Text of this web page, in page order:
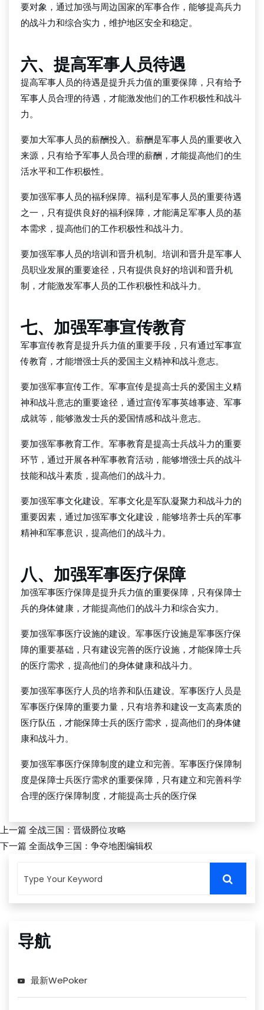
要对象，通过加强与周边国家的军事合作，能够提高兵力
的战斗力和综合实力，维护地区安全和稳定。
六、提高军事人员待遇
提高军事人员的待遇是提升兵力值的重要保障，只有给予
军事人员合理的待遇，才能激发他们的工作积极性和战斗
力。
要加大军事人员的薪酬投入。薪酬是军事人员的重要收入
来源，只有给予军事人员合理的薪酬，才能提高他们的生
活水平和工作积极性。
要加强军事人员的福利保障。福利是军事人员的重要待遇
之一，只有提供良好的福利保障，才能满足军事人员的基
本需求，提高他们的工作积极性和战斗力。
要加强军事人员的培训和晋升机制。培训和晋升是军事人
员职业发展的重要途径，只有提供良好的培训和晋升机
制，才能激发军事人员的工作积极性和战斗力。
七、加强军事宣传教育
军事宣传教育是提升兵力值的重要手段，只有通过军事宣
传教育，才能增强士兵的爱国主义精神和战斗意志。
要加强军事宣传工作。军事宣传是提高士兵的爱国主义精
神和战斗意志的重要途径，通过宣传军事英雄事迹、军事
成就等，能够激发士兵的爱国情感和战斗意志。
要加强军事教育工作。军事教育是提高士兵战斗力的重要
环节，通过开展各种军事教育活动，能够增强士兵的战斗
技能和战斗素质，提高他们的战斗力。
要加强军事文化建设。军事文化是军队凝聚力和战斗力的
重要因素，通过加强军事文化建设，能够培养士兵的军事
精神和军事意识，提高他们的战斗力。
八、加强军事医疗保障
加强军事医疗保障是提升兵力值的重要保障，只有保障士
兵的身体健康，才能提高他们的战斗力和综合实力。
要加强军事医疗设施的建设。军事医疗设施是军事医疗保
障的重要基础，只有建设完善的医疗设施，才能保障士兵
的医疗需求，提高他们的身体健康和战斗力。
要加强军事医疗人员的培养和队伍建设。军事医疗人员是
军事医疗保障的重要力量，只有培养和建设一支高素质的
医疗队伍，才能保障士兵的医疗需求，提高他们的身体健
康和战斗力。
要加强军事医疗保障制度的建立和完善。军事医疗保障制
度是保障士兵医疗需求的重要保障，只有建立和完善科学
合理的医疗保障制度，才能提高士兵的医疗保
上一篇全战三国：晋级爵位攻略
下一篇 全面战争三国：争夺地图编辑权
导航
最新WePoker